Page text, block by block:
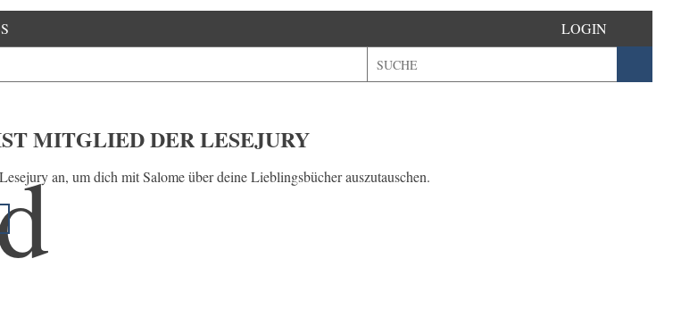
LOGIN
MITGLIED DER LESEJURY
an, um dich mit Salome über deine Lieblingsbücher auszutauschen.